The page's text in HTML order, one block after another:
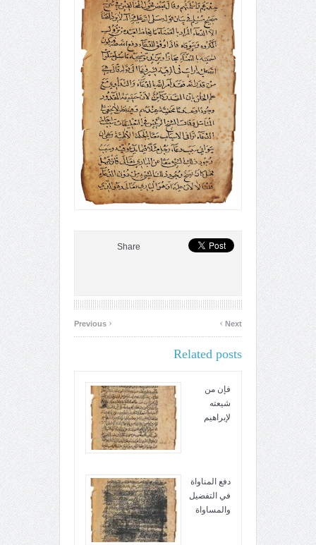
Share
‹ Next
›
Related posts
فإن من
شيعته
لإبراهيم
دفع المناواة
في التفضيل
والمساواة